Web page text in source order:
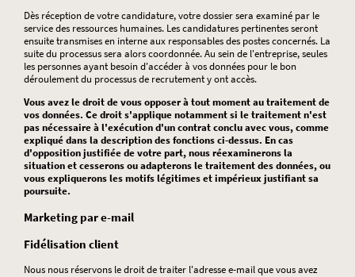
Dès réception de votre candidature, votre dossier sera examiné par le
service des ressources humaines. Les candidatures pertinentes seront
ensuite transmises en interne aux responsables des postes concernés. La
suite du processus sera alors coordonnée. Au sein de l'entreprise, seules
les personnes ayant besoin d'accéder à vos données pour le bon
déroulement du processus de recrutement y ont accès.
Vous avez le droit de vous opposer à tout moment au traitement de
vos données. Ce droit s'applique notamment si le traitement n'est
pas nécessaire à l'exécution d'un contrat conclu avec vous, comme
expliqué dans la description des fonctions ci-dessus. En cas
d'opposition justifiée de votre part, nous réexaminerons la
situation et cesserons ou adapterons le traitement des données, ou
vous expliquerons les motifs légitimes et impérieux justifiant sa
poursuite.
Marketing par e-mail
Fidélisation client
Nous nous réservons le droit de traiter l'adresse e-mail que vous avez